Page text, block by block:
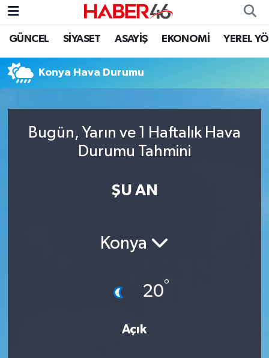
GÜNCEL SİYASET ASAYİŞ EKONOMİ YEREL
Konya Hava Durumu
Bugün, Yarın ve 1 Haftalık Hava
Durumu Tahmini
ŞU AN
Konya
20°
Açık
GÜNCEL
SİYASET
EKONOMİ
SPOR
Nöbetçi Eczaneler
Hava Durumu
Kahramanmaraş Namaz Vakitleri
Trafik Durumu